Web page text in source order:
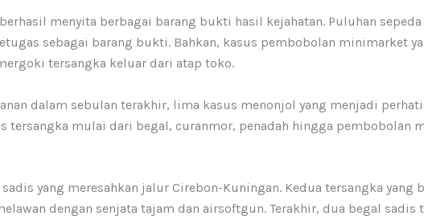
menyita berbagai barang bukti hasil kejahatan. Puluhan
sebagai barang bukti. Bahkan, kasus pembobolan minimarket
tersangka keluar dari atap toko.
dalam sebulan terakhir, lima kasus menonjol yang menjadi
mulai dari begal, curanmor, penadah hingga pembobolan
yang meresahkan jalur Cirebon-Kuningan. Kedua tersangka yang
dengan senjata tajam dan airsoftgun. Terakhir, dua begal sadis